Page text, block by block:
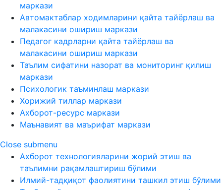
маркази
Автомактаблар ходимларини қайта тайёрлаш ва
малакасини ошириш маркази
Педагог кадрларни қайта тайёрлаш ва
малакасини ошириш маркази
Таълим сифатини назорат ва мониторинг қилиш
маркази
Психологик таъминлаш маркази
Хорижий тиллар маркази
Ахборот-ресурс маркази
Маънавият ва маърифат маркази
Close submenu
Ахборот технологияларини жорий этиш ва
таълимни рақамлаштириш бўлими
Илмий-тадқиқот фаолиятини ташкил этиш бўлими